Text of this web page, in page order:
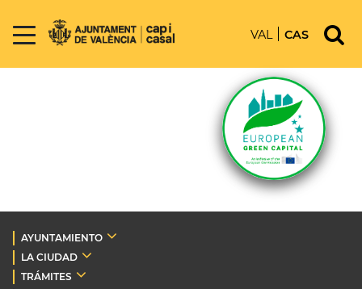
VAL CAS
AYUNTAMIENTO
LA CIUDAD
TRÁMITES